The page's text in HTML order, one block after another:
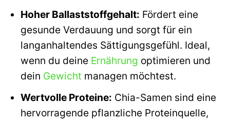
Hoher Ballaststoffgehalt: Fördert eine
gesunde Verdauung und sorgt für ein
langanhaltendes Sättigungsgefühl. Ideal,
wenn du deine Ernährung optimieren und
dein Gewichtmanagen möchtest.
Wertvolle Proteine: Chia-Samen sind eine
hervorragende pflanzliche Proteinquelle,